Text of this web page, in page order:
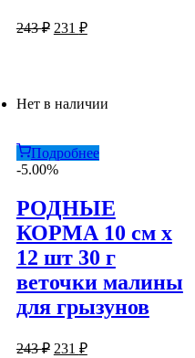
243₽ Первоначальная
231 ₽Текущая
Нет в наличии
Подробнее
-5.00%
РОДНЫЕ
КОРМА 10 см х
12 шт 30 г
веточки малины
для грызунов
243₽ Первоначальная
231 ₽Текущая